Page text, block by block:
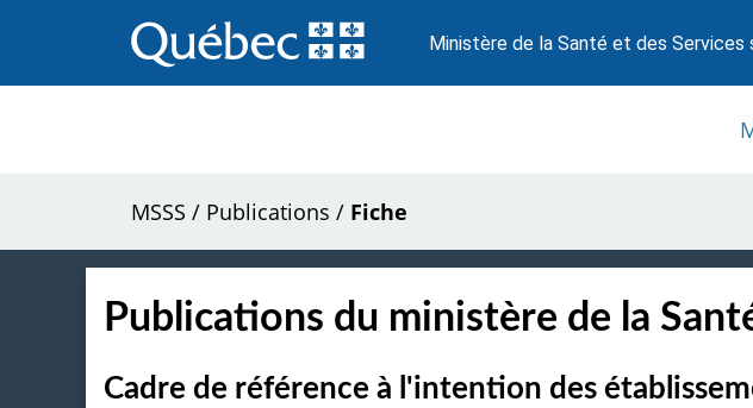
au
contenu
Ministère de la Santé et des Services
MSSS / Publications / Fiche
Publications du ministère de la
Cadre de référence à l'intention des